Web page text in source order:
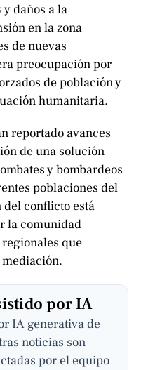
daños a la
en la zona
de nuevas
preocupación por
de población y
humanitaria.
reportado avances
de una solución
y bombardeos
poblaciones del
del conflicto está
la comunidad
que
por IA
IA generativa de
noticias son
por el equipo